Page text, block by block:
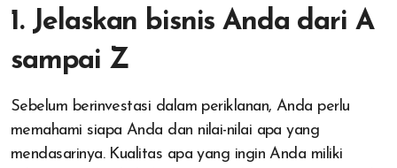
1. Jelaskan bisnis Anda dari A
sampai Z
Sebelum berinvestasi dalam periklanan, Anda perlu
memahami siapa Anda dan nilai-nilai apa yang
mendasarinya. Kualitas apa yang ingin Anda miliki